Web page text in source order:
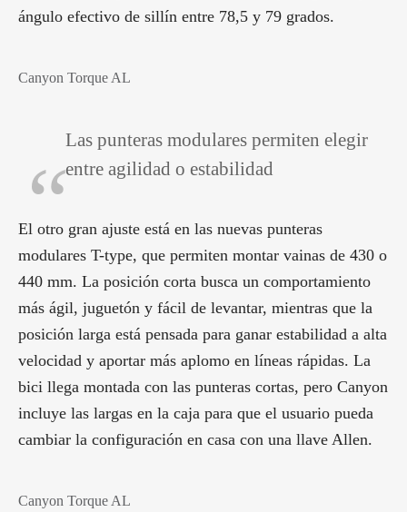
ángulo efectivo de sillín entre 78,5 y 79 grados.
Canyon Torque AL
Las punteras modulares permiten elegir
entre agilidad o estabilidad
El otro gran ajuste está en las nuevas punteras
modulares T-type, que permiten montar vainas de 430 o
440 mm. La posición corta busca un comportamiento
más ágil, juguetón y fácil de levantar, mientras que la
posición larga está pensada para ganar estabilidad a alta
velocidad y aportar más aplomo en líneas rápidas. La
bici llega montada con las punteras cortas, pero Canyon
incluye las largas en la caja para que el usuario pueda
cambiar la configuración en casa con una llave Allen.
Canyon Torque AL